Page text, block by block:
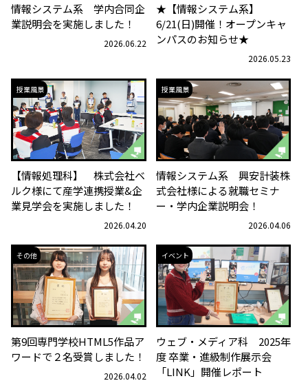
情報システム系 学内合同企
業説明会を実施しました！
2026.06.22
★【情報システム系】
6/21(日)開催！オープンキャ
ンパスのお知らせ★
2026.05.23
授業風景
【情報処理科】 株式会社ベ
ルク様にて産学連携授業&企
業見学会を実施しました！
2026.04.20
授業風景
情報システム系 興安計装株
式会社様による就職セミナ
ー・学内企業説明会！
2026.04.06
その他
第9回専門学校HTML5作品ア
ワードで２名受賞しました！
2026.04.02
イベント
ウェブ・メディア科 2025年
度 卒業・進級制作展示会
「LINK」開催レポート